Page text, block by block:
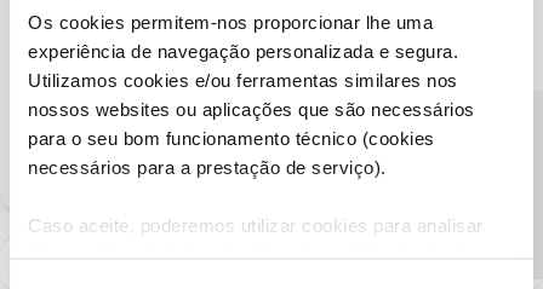
Os cookies permitem-nos proporcionar lhe uma
experiência de navegação personalizada e segura.
Utilizamos cookies e/ou ferramentas similares nos
nossos websites ou aplicações que são necessários
para o seu bom funcionamento técnico (cookies
necessários para a prestação de serviço).
Caso aceite, poderemos utilizar cookies para analisar
Ajude a comunidade a encontrar informação relevante. Marque
como "Melhor Resposta" e faça "Like" nos melhores comentários.
Siga os perfis da moderação, através da opção "Seguir", para estar
sempre a par das ultimas novidades.